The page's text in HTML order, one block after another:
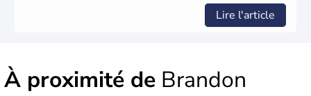
Lire l'article
À proximité de Brandon